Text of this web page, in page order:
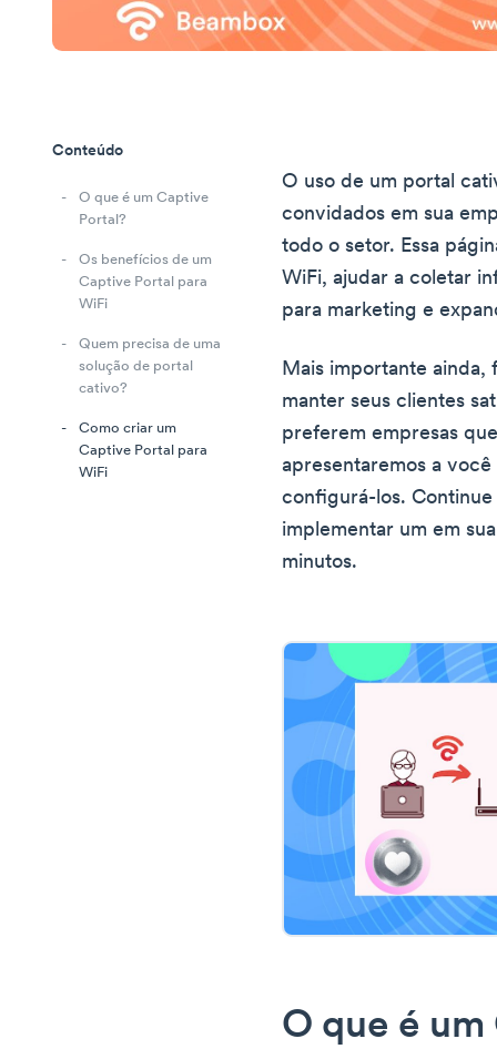
Conteúdo
O que é um Captive
Portal?
Os benefícios de um
Captive Portal para
WiFi
Quem precisa de uma
solução de portal
cativo?
Como criar um
Captive Portal para
WiFi
O uso de um portal
convidados em sua
todo o setor. Essa
WiFi, ajudar a coletar
para marketing e
Mais importante ainda,
manter seus clientes
preferem empresas
apresentaremos a
configurá-los.
implementar um em
minutos.
O que é